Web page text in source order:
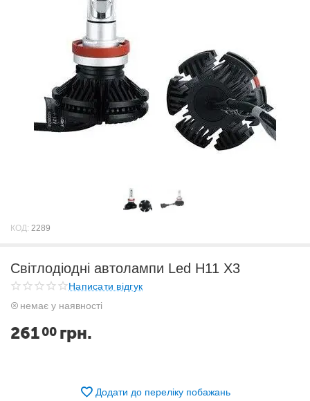
КОД: 2289
Світлодіодні автолампи Led H11 X3
Написати відгук
немає у наявності
26100 грн.
Додати до переліку побажань